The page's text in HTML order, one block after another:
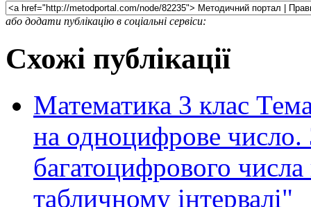
або додати публікацію в соціальні сервіси:
Схожі публікації
Математика 3 клас
на одноцифрове число.
багатоцифрового
табличному інтервалі"